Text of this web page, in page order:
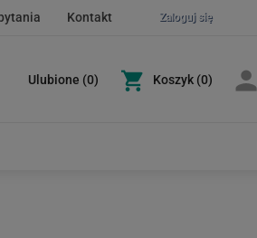
Zaloguj się
Kontakt
Ulubione (0) Koszyk (0)